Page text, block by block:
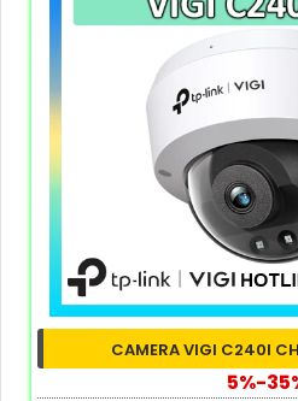
CAMERA VIGI C240I
5%-